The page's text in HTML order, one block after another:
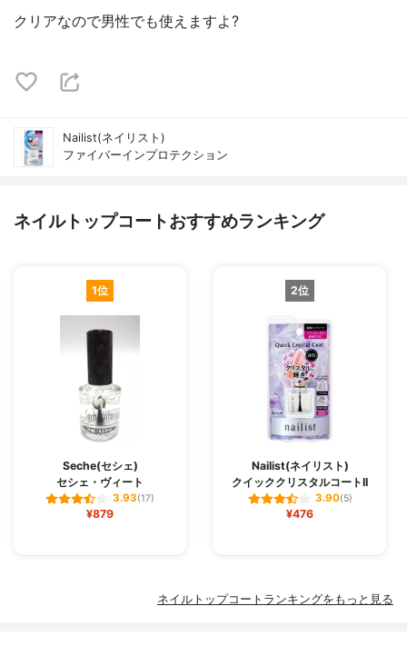
クリアなので男性でも使えますよ?
Nailist(ネイリスト)
ファイバーイン​プロテクション
ネイルトップコートおすすめランキング
1位
Seche(セシェ)
セシェ・ヴィート
3.93(17)
¥879
2位
Nailist(ネイリスト)
クイッククリスタルコートII
3.90(5)
¥476
ネイルトップコートランキングをもっと見る